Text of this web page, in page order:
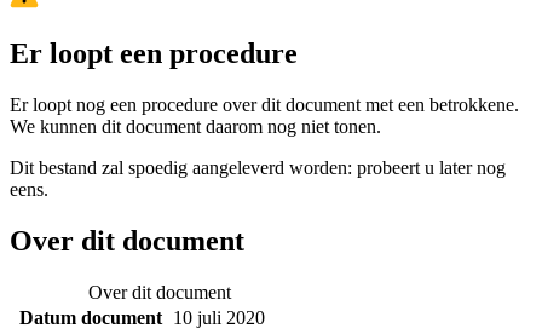
Er loopt een procedure
Er loopt nog een procedure over dit document met een betrokkene.
We kunnen dit document daarom nog niet tonen.
Dit bestand zal spoedig aangeleverd worden: probeert u later nog
eens.
Over dit document
Over dit document
Datum document 10 juli 2020